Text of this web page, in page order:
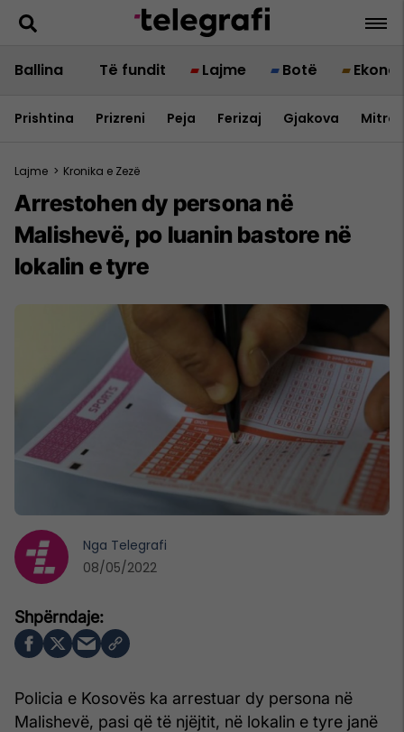
Ballina Të fundit Lajme Botë
Prishtina Prizreni Peja Ferizaj Gjakova
Lajme > Kronika e Zezë
Arrestohen dy persona në
Malishevë, po luanin bastore në
lokalin e tyre
Policia e Kosovës ka arrestuar dy persona në
Malishevë, pasi që të njëjtit, në lokalin e tyre janë
Nga Telegrafi
08/05/2022